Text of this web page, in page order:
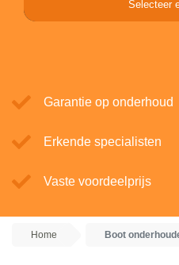
Selecteer
Garantie op onderhoud
Erkende specialisten
Vaste voordeelprijs
Home Boot